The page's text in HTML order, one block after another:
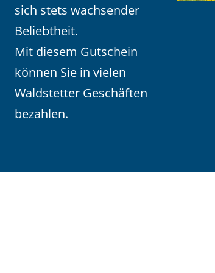
sich stets wachsender
Beliebtheit.
Mit diesem Gutschein
können Sie in vielen
Waldstetter Geschäften
bezahlen.